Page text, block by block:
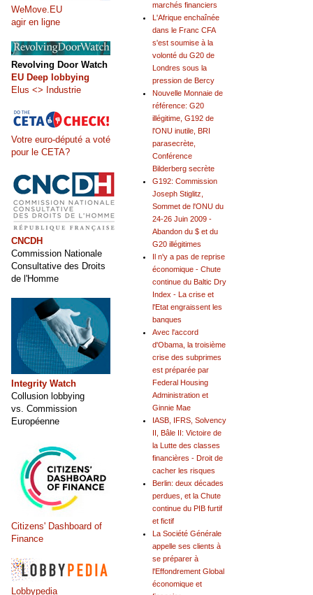
marchés financiers
L'Afrique enchaînée
dans le Franc CFA
s'est soumise à la
volonté du G20 de
Londres sous la
pression de Bercy
Nouvelle Monnaie de
référence: G20
illégitime, G192 de
l'ONU inutile, BRI
parasecrète,
Conférence
Bilderberg secrète
G192: Commission
Joseph Stiglitz,
Sommet de l'ONU du
24-26 Juin 2009 -
Abandon du $ et du
G20 illégitimes
Il n'y a pas de reprise
économique - Chute
continue du Baltic Dry
Index - La crise et
l'Etat engraissent les
banques
Avec l'accord
d'Obama, la troisième
crise des subprimes
est préparée par
Federal Housing
Administration et
Ginnie Mae
IASB, IFRS, Solvency
II, Bâle II: Victoire de
la Lutte des classes
financières - Droit de
cacher les risques
Berlin: deux décades
perdues, et la Chute
continue du PIB furtif
et fictif
La Société Générale
appelle ses clients à
se préparer à
l'Effondrement Global
économique et
WeMove.EU
agir en ligne
Revolving Door Watch
EU Deep lobbying
Elus <> Industrie
Votre euro-député a voté
pour le CETA?
CNCDH
Commission Nationale
Consultative des Droits
de l'Homme
Integrity Watch
Collusion lobbying
vs. Commission
Européenne
Citizens' Dashboard of
Finance
Lobbypedia